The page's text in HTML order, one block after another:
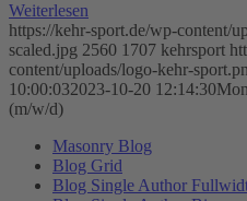
Weiterlesen
https://kehr-sport.de/wp-content/
scaled.jpg 2560 1707 kehrsport
content/uploads/logo-kehr-
10:00:032023-10-20 12:14:30
(m/w/d)
Masonry Blog
Blog Grid
Blog Single Author